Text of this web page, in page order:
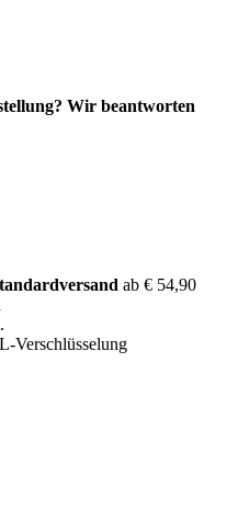
Wir beantworten
ab € 54,90
.
Verschlüsselung